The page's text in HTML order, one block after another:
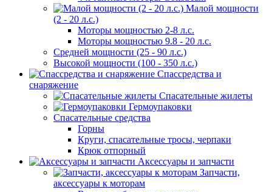
Малой мощности
(2 - 20 л.с.)
Моторы мощностью 2-8 л.с.
Моторы мощностью 9.8 - 20 л.с.
Средней мощности (25 - 90 л.с.)
Высокой мощности (100 - 350 л.с.)
Спассредства и
снаряжение
Спасательные жилеты
Гермоупаковки
Спасательные средства
Горны
Круги, спасательные тросы, черпаки
Крюк отпорный
Аксессуары и запчасти
Запчасти,
аксессуары к моторам